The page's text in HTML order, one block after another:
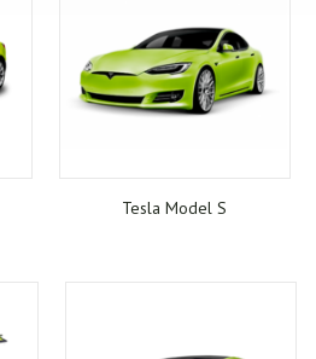
Tesla Model S